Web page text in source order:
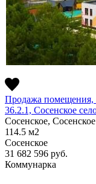
Продажа помещения,
36.2.1, Сосенское
Сосенское,
114.5 м2
Сосенское
31 682 596 руб.
Коммунарка